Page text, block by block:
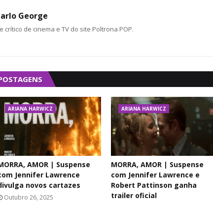
George
crítico de cinema e TV do site Poltrona POP.
ARIANA HARWICZ
AMOR | Suspense
Jennifer Lawrence
novos cartazes
Outubro 26, 2025
ARIANA HARWICZ
MORRA, AMOR | Suspense
com Jennifer Lawrence e
Robert Pattinson ganha
trailer oficial